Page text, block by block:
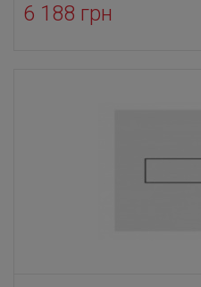
6 188 грн